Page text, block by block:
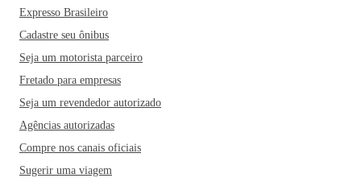
Expresso Brasileiro
Cadastre seu ônibus
Seja um motorista parceiro
Fretado para empresas
Seja um revendedor autorizado
Agências autorizadas
Compre nos canais oficiais
Sugerir uma viagem